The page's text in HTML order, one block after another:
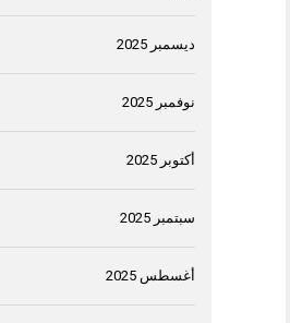
ديسمبر 2025
نوفمبر 2025
أكتوبر 2025
سبتمبر 2025
أغسطس 2025